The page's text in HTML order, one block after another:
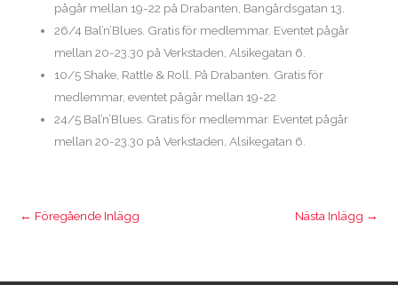
pågår mellan 19-22 på Drabanten, Bangårdsgatan 13.
26/4 Bal’n’Blues. Gratis för medlemmar. Eventet pågår
mellan 20-23.30 på Verkstaden, Alsikegatan 6.
10/5 Shake, Rattle & Roll. På Drabanten. Gratis för
medlemmar, eventet pågår mellan 19-22
24/5 Bal’n’Blues. Gratis för medlemmar. Eventet pågår
mellan 20-23.30 på Verkstaden, Alsikegatan 6.
← Föregående Inlägg Nästa Inlägg →